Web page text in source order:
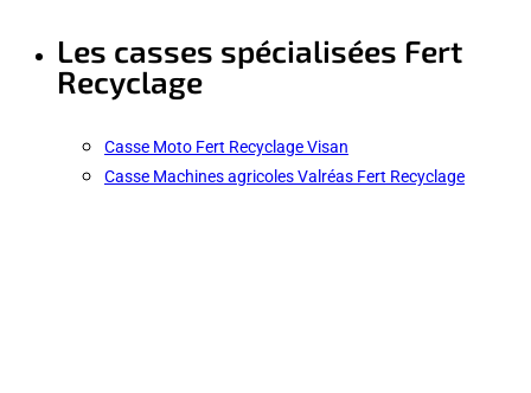
Les casses spécialisées Fert
Recyclage
Casse Moto Fert Recyclage Visan
Casse Machines agricoles Valréas Fert Recyclage